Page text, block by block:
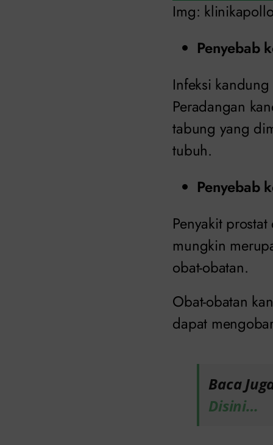
Img:
Penyebab
Infeksi
Peradangan
tabung yang
tubuh.
Penyebab
Penyakit
mungkin
obat-obatan.
Obat-obatan
dapat
Baca
Disini…